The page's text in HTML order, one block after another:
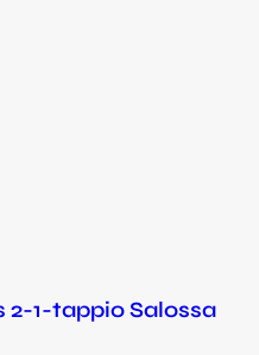
2-1-tappio Salossa